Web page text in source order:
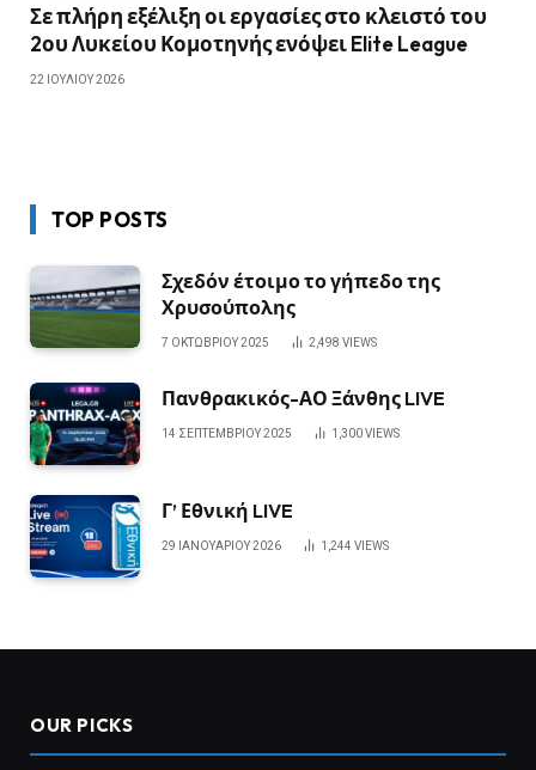
Σε πλήρη εξέλιξη οι εργασίες στο κλειστό του
2ου Λυκείου Κομοτηνής ενόψει Elite League
22 ΙΟΥΛΊΟΥ 2026
TOP POSTS
Σχεδόν έτοιμο το γήπεδο της
Χρυσούπολης
7 ΟΚΤΩΒΡΊΟΥ 2025 2,498 VIEWS
Πανθρακικός-ΑΟ Ξάνθης LIVE
14 ΣΕΠΤΕΜΒΡΊΟΥ 2025 1,300VIEWS
Γ’ Εθνική LIVE
29 ΙΑΝΟΥΑΡΊΟΥ 2026 1,244 VIEWS
OUR PICKS